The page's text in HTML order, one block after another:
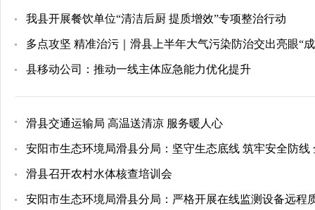
我县开展餐饮单位“清洁后厨 提质增效”专项整治行动
多点攻坚 精准治污｜滑县上半年大气污染防治交出亮眼“
县移动公司：推动一线主体应急能力优化提升
滑县交通运输局 高温送清凉 服务暖人心
安阳市生态环境局滑县分局：坚守生态底线 筑牢安全防
滑县召开农村水体核查培训会
安阳市生态环境局滑县分局：严格开展在线监测设备远程